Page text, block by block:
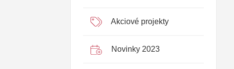
Akciové projekty
Novinky 2023